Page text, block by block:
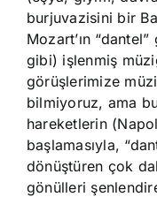
burjuvazisini bir
Mozart’ın
gibi) işlenmiş
görüşlerimize
bilmiyoruz, ama
hareketlerin
başlamasıyla,
dönüştüren çok
gönülleri